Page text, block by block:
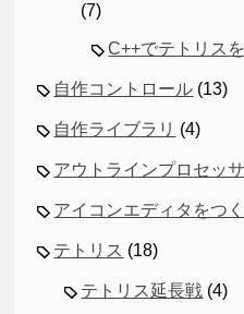
(7)
C++でテトリス
自作コントロール (13)
自作ライブラリ (4)
アウトラインプロセッ
アイコンエディタをつ
テトリス (18)
テトリス延長戦 (4)